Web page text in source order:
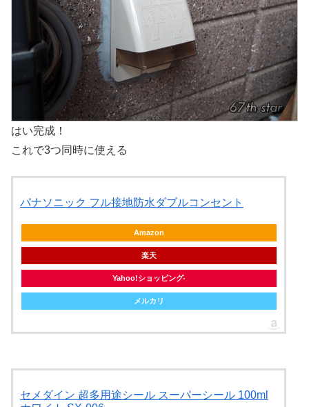
はい完成！
これで3つ同時に使える
パナソニック フル接地防水ダブルコンセント
Amazon
楽天
Yahoo!ショッピング
メルカリ
セメダイン 超多用途シール スーパーシール 100ml